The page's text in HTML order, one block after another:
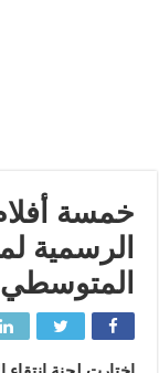
خمسة
الرسمية